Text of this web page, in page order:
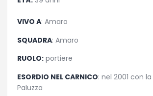
VIVO A: Amaro
SQUADRA: Amaro
RUOLO: portiere
ESORDIO NEL CARNICO: nel 2001 con
Paluzza